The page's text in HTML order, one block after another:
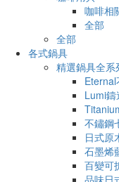
咖啡相
全部
全部
各式鍋具
精選鍋具全系
Lumi
不鏽鋼
日式原
石墨烯
百變可
品味日